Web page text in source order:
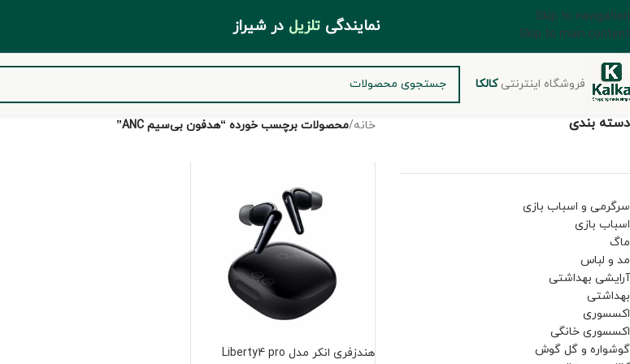
Skip to navigation
Skip to main content
تلزیل در
فروشگاه اینترنتیکالکا
دسته بندی
سرگرمی و اسباب بازی
اسباب بازی
ماگ
مد و لباس
آرایشی بهداشتی
بهداشتی
اکسسوری
اکسسوری خانگی
گوشواره و گل گوش
خانه/محصولات برچسب خورده “هدفون بی‌سیم ANC”
هندزفری انکر مدل Liberty4 pro